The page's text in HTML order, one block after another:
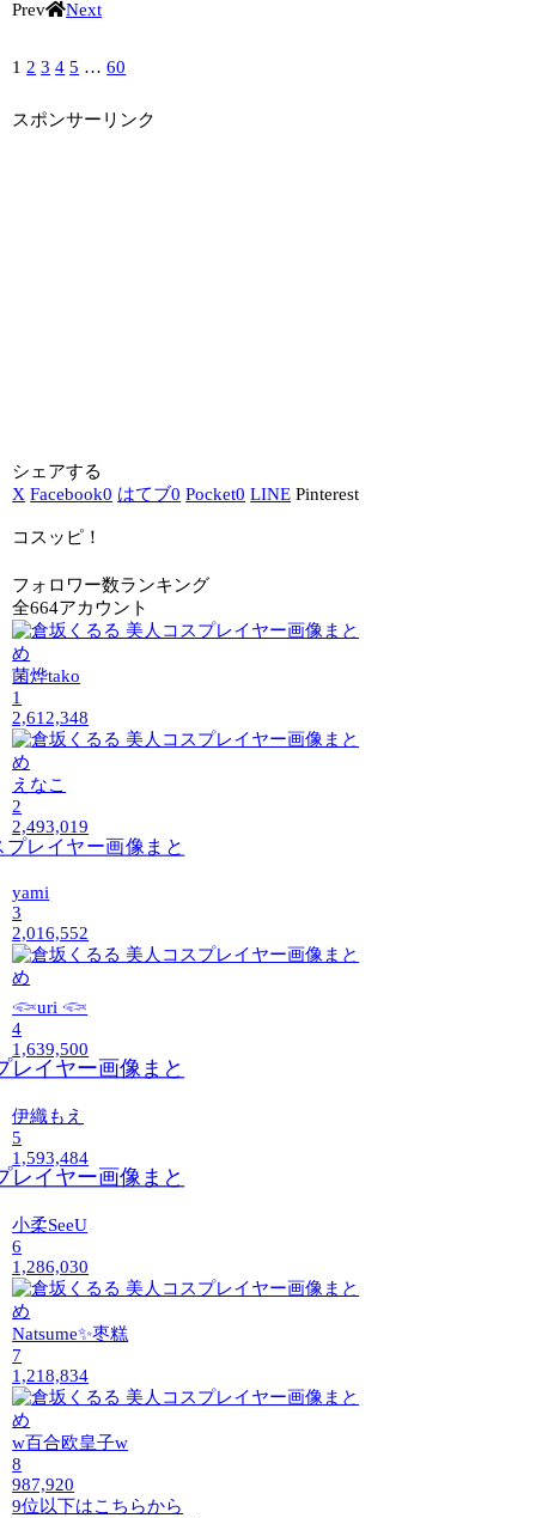
Prev Next
1 2 3 4 5 … 60
スポンサーリンク
シェアする
X Facebook0 はてブ0 Pocket0 LINE Pinterest
コスッピ！
フォロワー数ランキング
全664アカウント
菌烨tako
1
2,612,348
えなこ
2
2,493,019
yami
3
2,016,552
𓆟uri 𓆟
4
1,639,500
伊織もえ
5
1,593,484
小柔SeeU
6
1,286,030
Natsume✨枣糕
7
1,218,834
w百合欧皇子w
8
987,920
9位以下はこちらから